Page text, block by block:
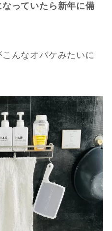
なっていたら新年に備
んなオバケみたいに